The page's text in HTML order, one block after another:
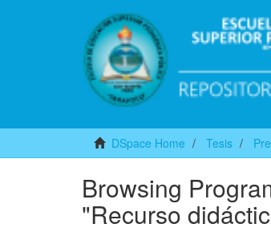
DSpace Home Tesis
Browsing
"Recurso